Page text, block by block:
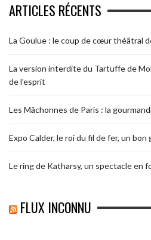
ARTICLES RÉCENTS
La Goulue : le coup de cœur théâtral
La version interdite du Tartuffe de
de l’esprit
Les Mâchonnes de Paris : la
Expo Calder, le roi du fil de fer, un bon
Le ring de Katharsy, un spectacle en
FLUX INCONNU